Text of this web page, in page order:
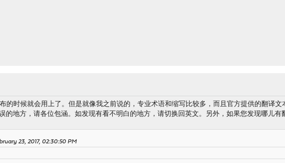
布的时候就会用上了。但是就像我之前说的，专业术语和缩写比较多，而且官方提供的翻译
的地方，请各位包涵。如发现有看不明白的地方，请切换回英文。另外，如果您发现哪儿
23, 2017, 02:30:50 PM